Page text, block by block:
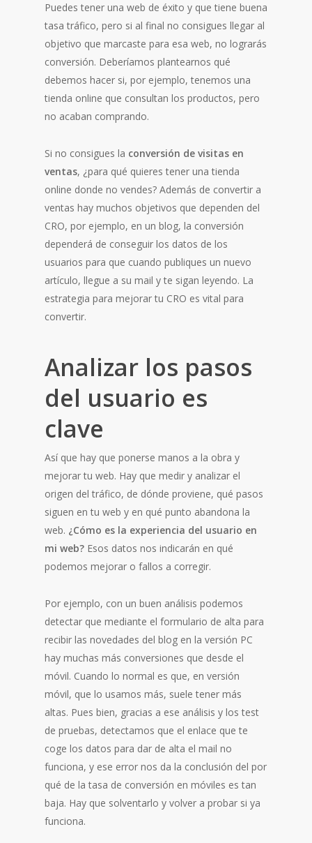
Puedes tener una web de éxito y que tiene buena
tasa tráfico, pero si al final no consigues llegar al
objetivo que marcaste para esa web, no lograrás
conversión. Deberíamos plantearnos qué
debemos hacer si, por ejemplo, tenemos una
tienda online que consultan los productos, pero
no acaban comprando.
Si no consigues la conversión de visitas en
ventas, ¿para qué quieres tener una tienda
online donde no vendes? Además de convertir a
ventas hay muchos objetivos que dependen del
CRO, por ejemplo, en un blog, la conversión
dependerá de conseguir los datos de los
usuarios para que cuando publiques un nuevo
artículo, llegue a su mail y te sigan leyendo. La
estrategia para mejorar tu CRO es vital para
convertir.
Analizar los pasos
del usuario es
clave
Así que hay que ponerse manos a la obra y
mejorar tu web. Hay que medir y analizar el
origen del tráfico, de dónde proviene, qué pasos
siguen en tu web y en qué punto abandona la
web. ¿Cómo es la experiencia del usuario en
mi web? Esos datos nos indicarán en qué
podemos mejorar o fallos a corregir.
Por ejemplo, con un buen análisis podemos
detectar que mediante el formulario de alta para
recibir las novedades del blog en la versión PC
hay muchas más conversiones que desde el
móvil. Cuando lo normal es que, en versión
móvil, que lo usamos más, suele tener más
altas. Pues bien, gracias a ese análisis y los test
de pruebas, detectamos que el enlace que te
coge los datos para dar de alta el mail no
funciona, y ese error nos da la conclusión del por
qué de la tasa de conversión en móviles es tan
baja. Hay que solventarlo y volver a probar si ya
funciona.